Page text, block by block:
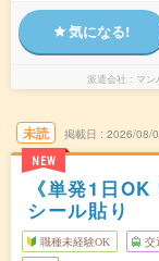
気になる!
派遣会社 マ
未読
NEW
掲載日 2026/08/
《単発1日
シール貼り
職種未経験OK 交